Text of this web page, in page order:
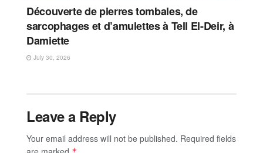
Découverte de pierres tombales, de
sarcophages et d’amulettes à Tell El-Deir, à
Damiette
July 30, 2026
Leave a Reply
Your email address will not be published. Required fields